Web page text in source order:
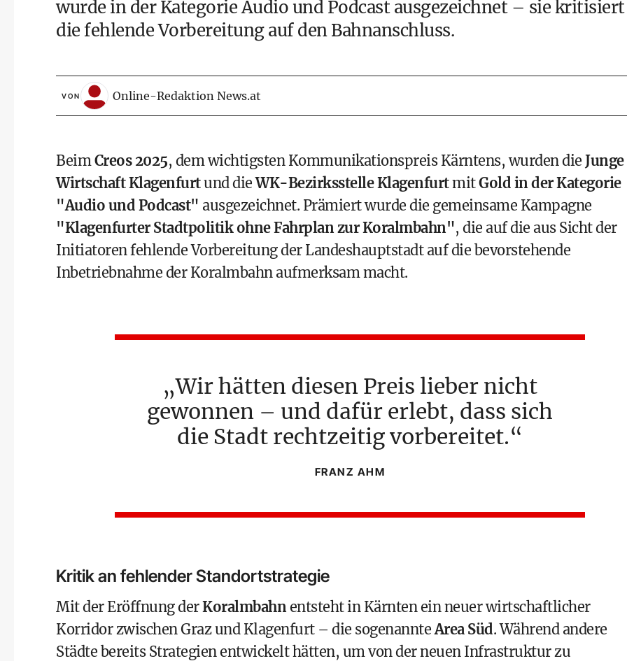
wurde in der Kategorie Audio und Podcast ausgezeichnet – sie kritisiert
die fehlende Vorbereitung auf den Bahnanschluss.
VON Online-Redaktion News.at
BeimCreos 2025, dem wichtigsten Kommunikationspreis Kärntens, wurden die Junge
Wirtschaft Klagenfurtund dieWK-Bezirksstelle KlagenfurtmitGold in der Kategorie
"Audio und Podcast" ausgezeichnet. Prämiert wurde die gemeinsame Kampagne
"Klagenfurter Stadtpolitik ohne Fahrplan zur Koralmbahn", die auf die aus Sicht der
Initiatoren fehlende Vorbereitung der Landeshauptstadt auf die bevorstehende
Inbetriebnahme der Koralmbahn aufmerksam macht.
Wir hätten diesen Preis lieber nicht
gewonnen – und dafür erlebt, dass sich
die Stadt rechtzeitig vorbereitet.
FRANZ AHM
Kritik an fehlender Standortstrategie
Mit der Eröffnung derKoralmbahn entsteht in Kärnten ein neuer wirtschaftlicher
Korridor zwischen Graz und Klagenfurt – die sogenannteArea Süd. Während andere
Städte bereits Strategien entwickelt hätten, um von der neuen Infrastruktur zu